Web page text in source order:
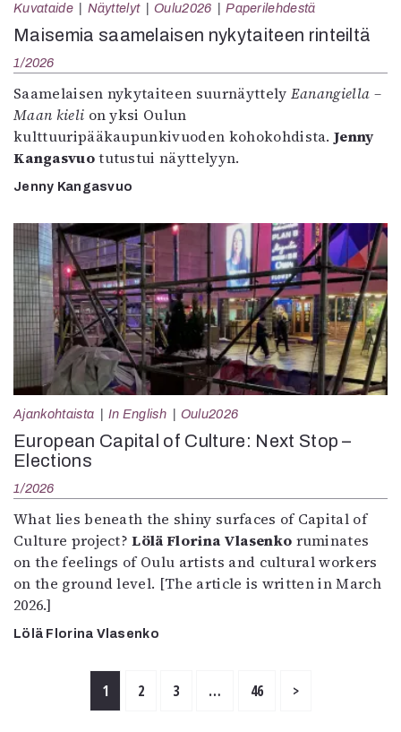
Kuvataide Näyttelyt Oulu2026 Paperilehdestä
Maisemia saamelaisen nykytaiteen rinteiltä
1/2026
Saamelaisen nykytaiteen suurnäyttely Eanangiella –
Maan kieli on yksi Oulun
kulttuuripääkaupunkivuoden kohokohdista.Jenny
Kangasvuotutustui näyttelyyn.
Jenny Kangasvuo
Ajankohtaista In English Oulu2026
European Capital of Culture: Next Stop –
Elections
1/2026
What lies beneath the shiny surfaces of Capital of
Culture project?Lölä Florina Vlasenko ruminates
on the feelings of Oulu artists and cultural workers
on the ground level. [The article is written in March
2026.]
Lölä Florina Vlasenko
1 2 3 … 46 >